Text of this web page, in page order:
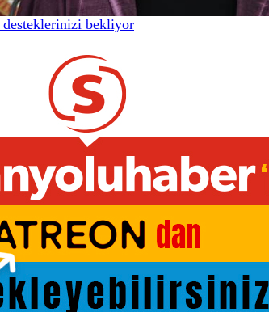
desteklerinizi bekliyor